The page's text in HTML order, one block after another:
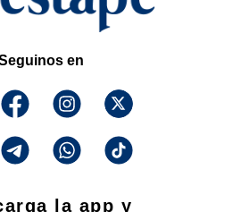
en
la app y